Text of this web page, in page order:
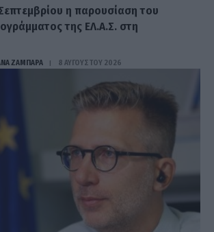
η παρουσίαση του
της ΕΛ.Α.Σ. στη
ΖΑΜΠΑΡΑ 8 ΑΥΓΟΎΣΤΟΥ 2026